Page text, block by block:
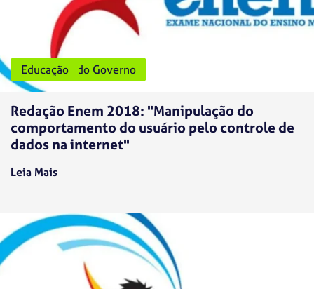
Programas do Governo
Educação
Redação Enem 2018: "Manipulação do
comportamento do usuário pelo controle de
dados na internet"
Leia Mais